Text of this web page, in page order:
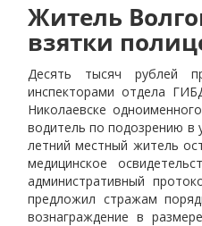
Житель
взятки
Десять тысяч рублей
инспекторами отдела
Николаевске
водитель по подозрению в
летний местный житель
медицинское
административный
предложил стражам
вознаграждение в